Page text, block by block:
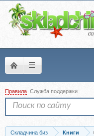
☰
Правила Служба поддержки
Складчина биз Книги